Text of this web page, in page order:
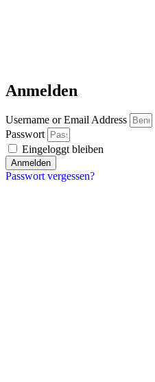
Anmelden
Username or Email Address
Passwort
Eingeloggt bleiben
Anmelden
Passwort vergessen?